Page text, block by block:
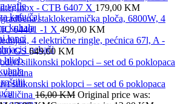
vafle
kafu/čaj
kuhala
lonci
i pekači
hljeb
roštilji
- CTB 6407 X 179,00 KM
staklokeramička ploča, 6800W, 4
64401 -1 X 499,00 KM
4 električne ringle, pećnica 67l, A -
GS649,00 KM
silikonski poklopci – set od 6 poklopaca
veličina 16,00KM Original price was: